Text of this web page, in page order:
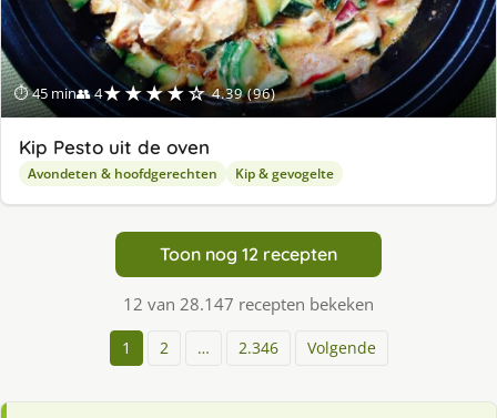
⏱ 45 min👥 4★★★★☆ 4.39 (96)
Kip Pesto uit de oven
Avondeten & hoofdgerechten Kip & gevogelte
Toon nog 12 recepten
12 van 28.147 recepten bekeken
1 2 … 2.346 Volgende